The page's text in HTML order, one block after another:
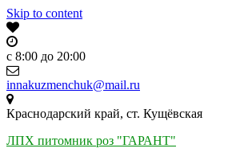
Skip to content
c 8:00 до 20:00
innakuzmenchuk@mail.ru
Краснодарский край, ст. Кущёвская
ЛПХ питомник роз "ГАРАНТ"